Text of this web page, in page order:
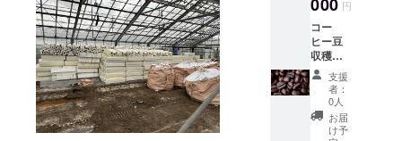
は必ず
お届け
のリ
ターン
に貼付
された
ラベル
や注意
書きを
円
コー
ヒー豆
収穫体
験 実施
場所は
豊川市
御津町
です。
支援
者：
0人
お届
け予